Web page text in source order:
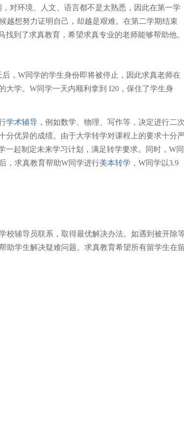
对环境、人文、语言都不是太熟悉，因此在第一学
越想努力证明自己，却越是艰难。在第二学期结束
找到了求真教育，希望求真专业的老师能够帮助他。
，W同学的学生身份即将被停止，因此求真老师在
大学。W同学一天内顺利拿到 I20，保住了学生身
学术辅导 ，例如数学、物理、写作等，决定进行二
分优异的成绩。由于大学转学对课程上的要求十分
起制定未来学习计划，满足转学要求。同时，W同
，求真教育帮助W同学进行美本转学 ，W同学以3.9
校辅导员联系，取得最优解决办法。如遇到被开除
助学生解决疑难问题。求真教育希望所有留学生在